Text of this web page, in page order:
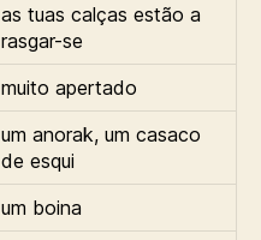
as tuas calças estão a
rasgar-se
muito apertado
um anorak, um casaco
de esqui
um boina